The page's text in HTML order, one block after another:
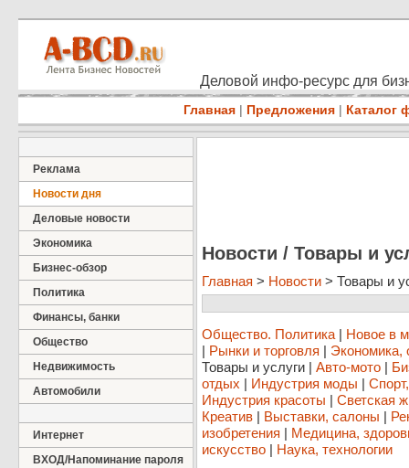
Деловой инфо-ресурс для
Главная | Предложения | Каталог
Реклама
Новости дня
Деловые новости
Экономика
Бизнес-обзор
Политика
Финансы, банки
Общество
Недвижимость
Автомобили
Интернет
ВХОД/Напоминание пароля
Новости / Товары и
Главная > Новости > Товары и
Общество. Политика | Новое в
| Рынки и торговля | Экономика,
Товары и услуги | Авто-мото |
отдых | Индустрия моды |
Индустрия красоты | Светская
Креатив | Выставки, салоны |
изобретения | Медицина,
искусство | Наука, технологии